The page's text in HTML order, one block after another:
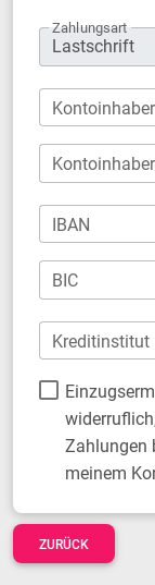
Zahlungsart
IBAN
BIC
Kreditinstitut
Zahlungen
meinem
ZURÜCK